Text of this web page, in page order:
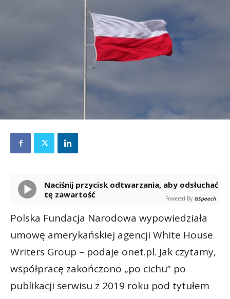
Naciśnij przycisk odtwarzania, aby odsłuchać
tę zawartość
Powered By GSpeech
Polska Fundacja Narodowa wypowiedziała
umowę amerykańskiej agencji White House
Writers Group – podaje onet.pl. Jak czytamy,
współpracę zakończono „po cichu” po
publikacji serwisu z 2019 roku pod tytułem